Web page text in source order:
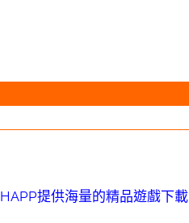
提供海量的精品遊戲下載